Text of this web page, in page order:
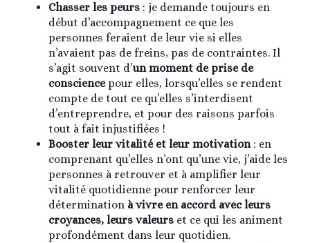
Chasser les peurs : je demande toujours en
début d’accompagnement ce que les
personnes feraient de leur vie si elles
n’avaient pas de freins, pas de contraintes. Il
s’agit souvent d’un moment de prise de
consciencepour elles, lorsqu’elles se rendent
compte de tout ce qu’elles s’interdisent
d’entreprendre, et pour des raisons parfois
tout à fait injustifiées !
Booster leur vitalité et leur motivation: en
comprenant qu’elles n’ont qu’une vie, j’aide les
personnes à retrouver et à amplifier leur
vitalité quotidienne pour renforcer leur
détermination à vivre en accord avec leurs
croyances, leurs valeurs et ce qui les animent
profondément dans leur quotidien.